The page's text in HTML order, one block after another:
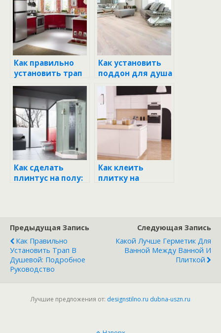
Как правильно
установить трап
в душевой:
подробное
руководство
Как установить
поддон для душа
своими руками:
Пошаговое
руководство и
видео
Как сделать
плинтус на полу:
Как клеить
плитку на
результата
Предыдущая Запись
Как Правильно
Установить Трап В
Душевой: Подробное
Руководство
Следующая Запись
Какой Лучше Герметик Для
Ванной Между Ванной И
Плиткой
Лучшие предложения от: designstilno.ru dubna-uszn.ru